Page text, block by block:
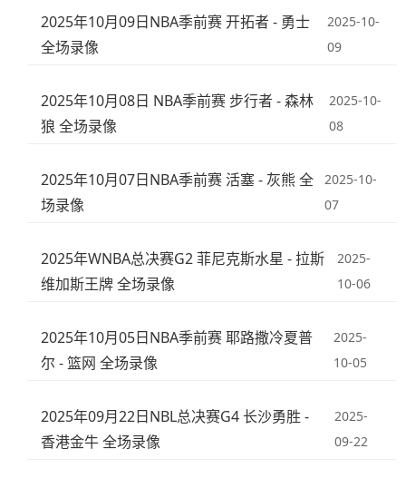
2025年10月09日NBA季前赛 开拓者 - 勇士
全场录像
2025-10-
09
2025年10月08日 NBA季前赛 步行者 - 森林
狼 全场录像
2025-10-
08
2025年10月07日NBA季前赛 活塞 - 灰熊 全
场录像
2025-10-
07
2025年WNBA总决赛G2 菲尼克斯水星 - 拉斯
维加斯王牌 全场录像
2025-
10-06
2025年10月05日NBA季前赛 耶路撒冷夏普
尔 - 篮网 全场录像
2025-
10-05
2025年09月22日NBL总决赛G4 长沙勇胜 -
香港金牛 全场录像
2025-
09-22